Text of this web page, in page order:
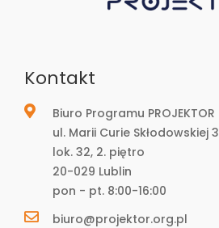
Kontakt
Biuro Programu PROJEKTOR
ul. Marii Curie Skłodowskiej 3
lok. 32, 2. piętro
20-029 Lublin
pon - pt. 8:00-16:00
biuro@projektor.org.pl